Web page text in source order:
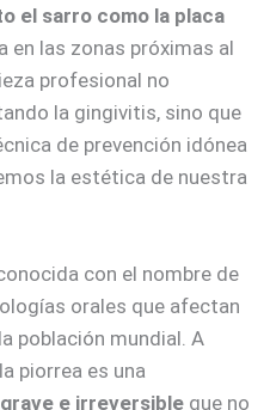
el sarro como la placa
en las zonas próximas al
profesional no
la gingivitis, sino que
de prevención idónea
la estética de nuestra
con el nombre de
orales que afectan
población mundial. A
piorrea es una
e irreversible que no